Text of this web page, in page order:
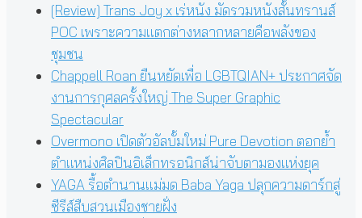
[Review] Trans Joy x เร่หนัง มัดรวมหนังสั้นทรานส์
POC เพราะความแตกต่างหลากหลายคือพลังของ
ชุมชน
Chappell Roan ยืนหยัดเพื่อ LGBTQIAN+ ประกาศจัด
งานการกุศลครั้งใหญ่ The Super Graphic
Spectacular
Overmono เปิดตัวอัลบั้มใหม่ Pure Devotion ตอกย้ำ
ตำแหน่งศิลปินอิเล็กทรอนิกส์น่าจับตามองแห่งยุค
YAGA รื้อตำนานแม่มด Baba Yaga ปลุกความดาร์กสู่
ซีรีส์สืบสวนเมืองชายฝั่ง